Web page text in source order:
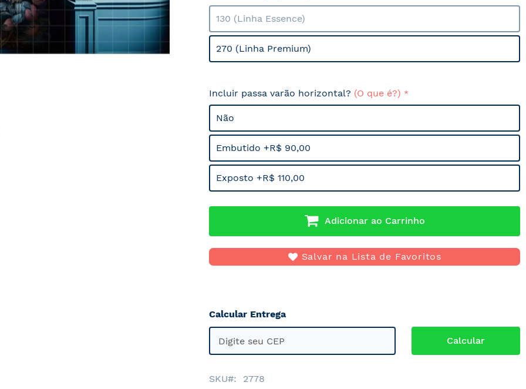
130 (Linha Essence)
270 (Linha Premium)
Incluir passa varão horizontal? (O que é?)
Não
Embutido +R$ 90,00
Exposto +R$ 110,00
Adicionar ao Carrinho
Salvar na Lista de Favoritos
Calcular Entrega
SKU
2778